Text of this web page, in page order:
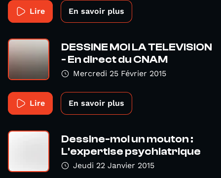
Lire En savoir plus
DESSINE MOI LA TELEVISION
- En direct du CNAM
Mercredi 25 Février 2015
Lire En savoir plus
Dessine-moi un mouton :
L'expertise psychiatrique
Jeudi 22 Janvier 2015